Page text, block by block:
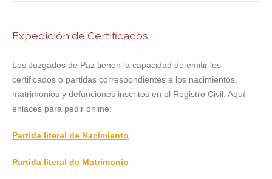
Expedición de Certificados
Los Juzgados de Paz tienen la capacidad de emitir los
certificados o partidas correspondientes a los nacimientos,
matrimonios y defunciones inscritos en el Registro Civil. Aquí
enlaces para pedir online:
Partida literal de Nacimiento
Partida literal de Matrimonio